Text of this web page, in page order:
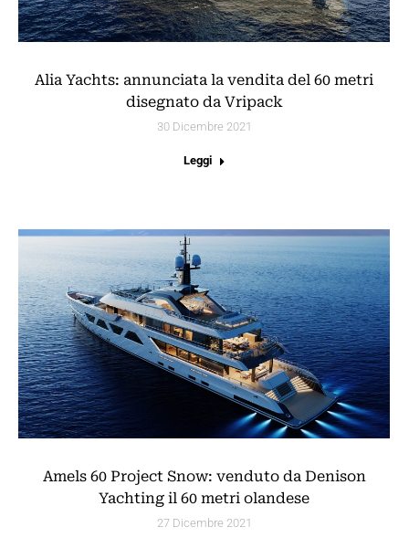
Alia Yachts: annunciata la vendita del 60 metri
disegnato da Vripack
30 Dicembre 2021
Leggi
Amels 60 Project Snow: venduto da Denison
Yachting il 60 metri olandese
27 Dicembre 2021